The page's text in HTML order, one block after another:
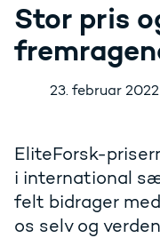
Stor pris
23. februar 2022
EliteForsk-
i international
felt bidrager
os selv og